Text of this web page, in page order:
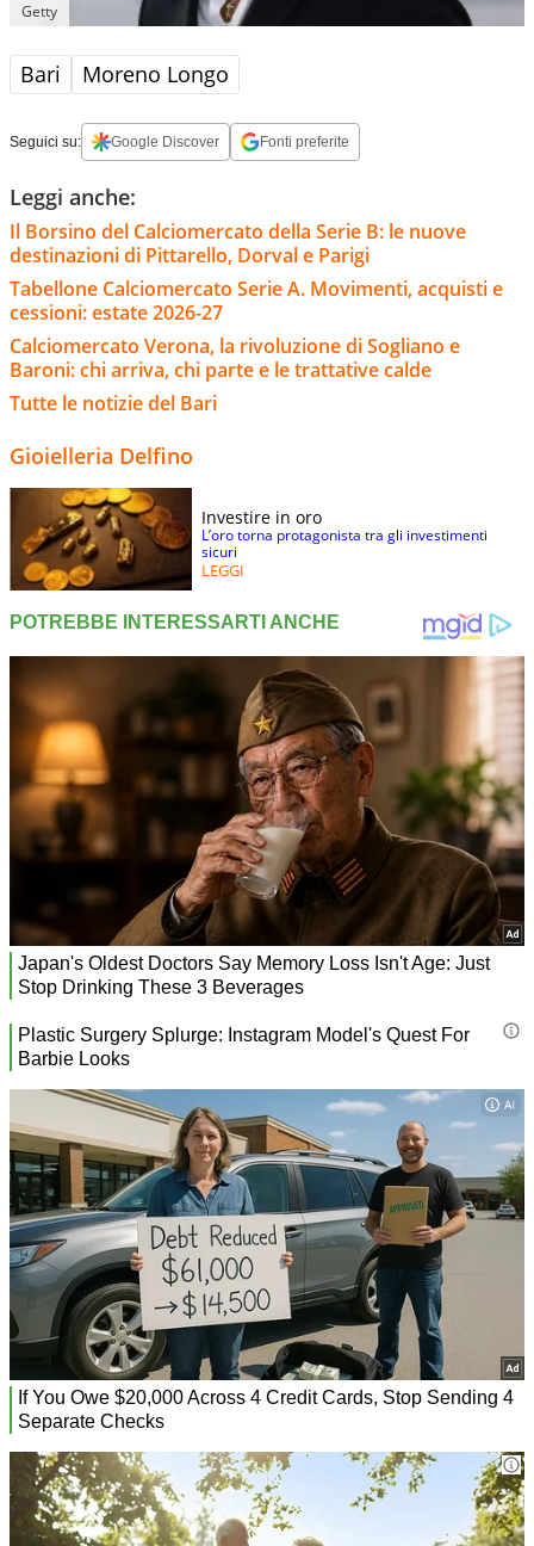
Getty
Bari Moreno Longo
Seguici su: Google Discover Fonti preferite
Leggi anche:
Il Borsino del Calciomercato della Serie B: le nuove
destinazioni di Pittarello, Dorval e Parigi
Tabellone Calciomercato Serie A. Movimenti, acquisti e
cessioni: estate 2026-27
Calciomercato Verona, la rivoluzione di Sogliano e
Baroni: chi arriva, chi parte e le trattative calde
Tutte le notizie del Bari
Gioielleria Delfino
Investire in oro
L’oro torna protagonista tra gli investimenti
sicuri
LEGGI